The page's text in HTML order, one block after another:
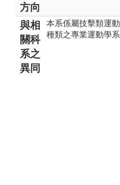
方向
與相
關科
系之
異同
本系係屬技擊類運動
種類之專業運動學系